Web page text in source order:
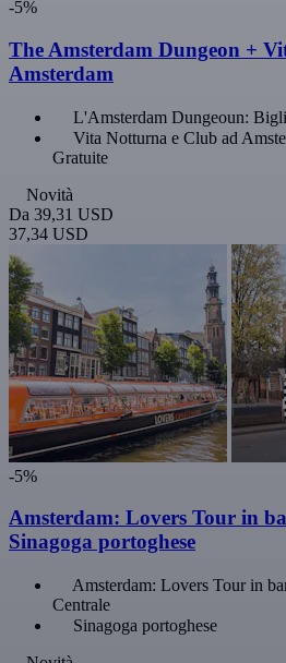
-5%
The Amsterdam Dungeon +
Amsterdam
L'Amsterdam Dungeoun:
Vita Notturna e Club ad
Gratuite
Novità
Da 39,31 USD
37,34 USD
-5%
Amsterdam: Lovers Tour in
Sinagoga portoghese
Amsterdam: Lovers Tour in
Centrale
Sinagoga portoghese